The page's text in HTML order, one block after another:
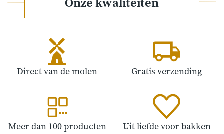
Onze kwaliteiten
Direct van de molen Gratis verzending
Meer dan 100 producten Uit liefde voor bakken